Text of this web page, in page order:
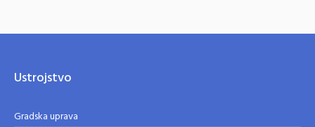
Ustrojstvo
Gradska uprava